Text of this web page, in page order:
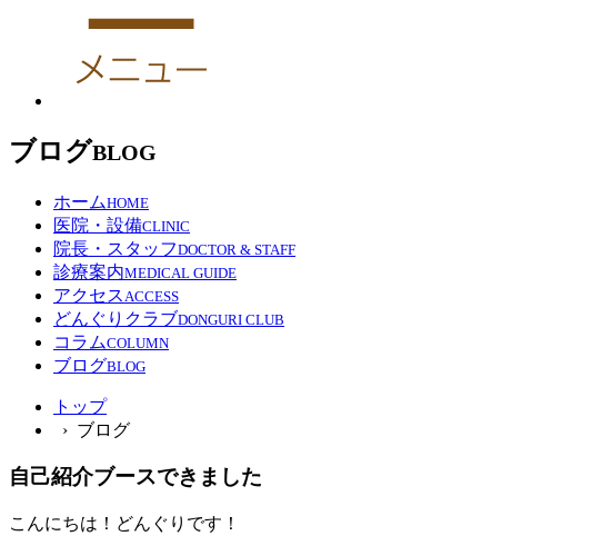
ブログBLOG
ホームHOME
医院・設備CLINIC
院長・スタッフDOCTOR & STAFF
診療案内MEDICAL GUIDE
アクセス ACCESS
どんぐりクラブDONGURI CLUB
コラムCOLUMN
ブログBLOG
トップ
› ブログ
自己紹介ブースできました
こんにちは！どんぐりです！